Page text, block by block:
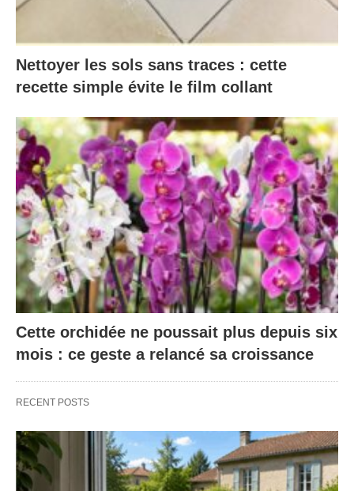
Nettoyer les sols sans traces : cette
recette simple évite le film collant
Cette orchidée ne poussait plus depuis six
mois : ce geste a relancé sa croissance
RECENT POSTS